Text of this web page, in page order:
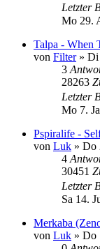
Letzter
Mo 29.
Talpa - When
von Filter» Di
3
28263
Letzter
Mo 7.
Pspiralife -
von Luk » Do
4
30451
Letzter
Sa 14.
Merkaba
von Luk » Do